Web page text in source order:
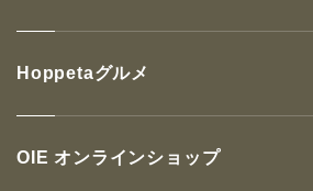
OIE オンラインショップ
Hoppetaグルメ